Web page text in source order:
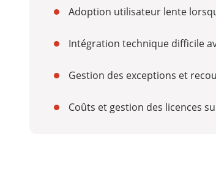
Adoption utilisateur lente
Intégration technique difficile
Gestion des exceptions et
Coûts et gestion des licences